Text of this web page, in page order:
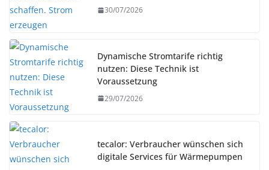
30/07/2026
Dynamische Stromtarife richtig
nutzen: Diese Technik ist
Voraussetzung
29/07/2026
tecalor: Verbraucher wünschen sich
digitale Services für Wärmepumpen